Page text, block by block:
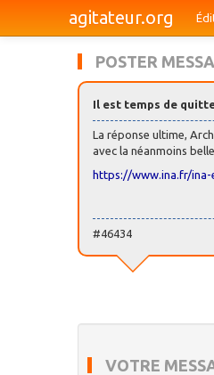
agitateur.org
POSTER
Il est temps de
La réponse ultime,
avec la néanmoins
https://www.ina.fr/
#46434
VOTRE